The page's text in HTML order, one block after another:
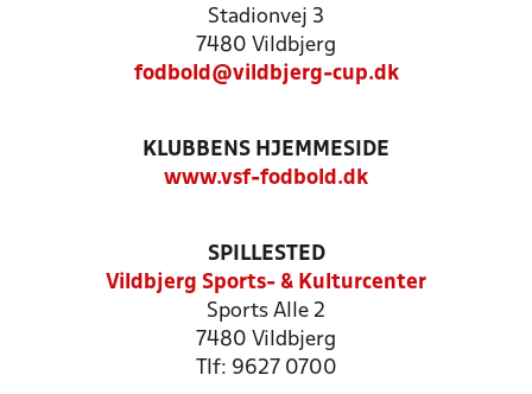
Stadionvej 3
7480 Vildbjerg
fodbold@vildbjerg-cup.dk
KLUBBENS HJEMMESIDE
www.vsf-fodbold.dk
SPILLESTED
Vildbjerg Sports- & Kulturcenter
Sports Alle 2
7480 Vildbjerg
Tlf: 9627 0700